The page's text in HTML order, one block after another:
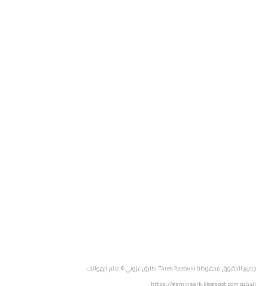
جميع الحقوق محفوظةTarek Azzouni طارق عزوني
© عالم الهواتف
الذكيةhttps://gsminsark.blogspot.com
.